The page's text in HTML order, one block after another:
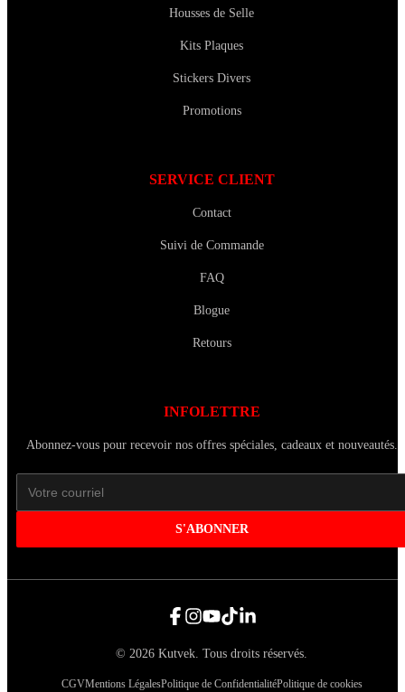
Housses de Selle
Kits Plaques
Stickers Divers
Promotions
SERVICE CLIENT
Contact
Suivi de Commande
FAQ
Blogue
Retours
INFOLETTRE
Abonnez-vous pour recevoir nos offres spéciales, cadeaux et nouveautés.
S'ABONNER
© 2026 Kutvek. Tous droits réservés.
CGVMentions LégalesPolitique de ConfidentialitéPolitique de cookies